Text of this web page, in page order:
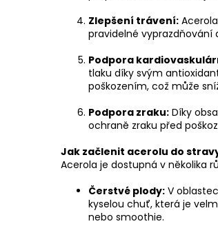
Zlepšení trávení:
pravidelné
Podpora
tlaku díky svým
poškozením, což může
Podpora zraku: Díky
ochraně zraku před
Jak začlenit acerolu do
Acerola je dostupná v několika
Čerstvé plody: V
kyselou chuť, která je
nebo smoothie.